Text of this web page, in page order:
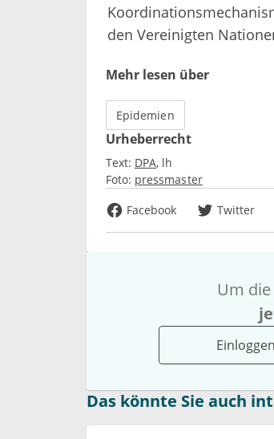
den Vereinigten
Mehr lesen über
Epidemien
Urheberrecht
Text: DPA lh
Foto: pressmaster
Facebook
Twitter
Um
Einloggen
Das könnte Sie auch